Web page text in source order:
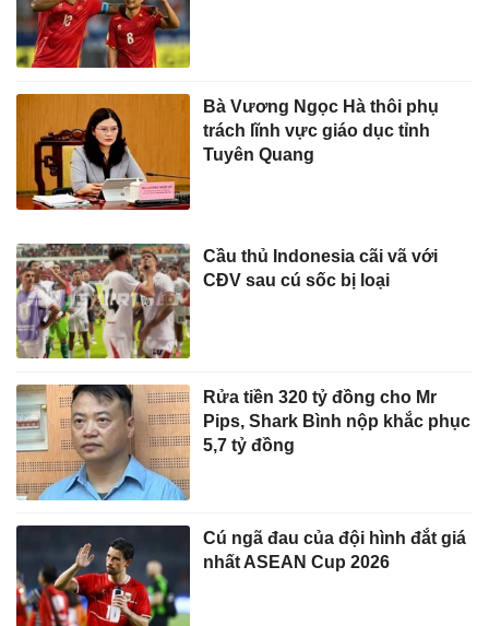
Bà Vương Ngọc Hà thôi phụ
trách lĩnh vực giáo dục tỉnh
Tuyên Quang
Cầu thủ Indonesia cãi vã với
CĐV sau cú sốc bị loại
Rửa tiền 320 tỷ đồng cho Mr
Pips, Shark Bình nộp khắc phục
5,7 tỷ đồng
Cú ngã đau của đội hình đắt giá
nhất ASEAN Cup 2026